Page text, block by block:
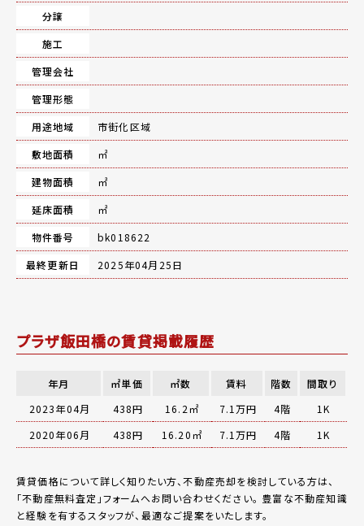
分譲
施工
管理会社
管理形態
用途地域
市街化区域
敷地面積
㎡
建物面積
㎡
延床面積
㎡
物件番号
bk018622
最終更新日
2025年04月25日
プラザ飯田橋の賃貸掲載履歴
年月 ㎡単価 ㎡数 賃料 階数
間取り
2023年04月
438円 16.2㎡ 7.1万円 4階
1K
2020年06月
438円 16.20㎡ 7.1万円 4階 1K
賃貸価格について詳しく知りたい方、不動産売却を検討している方は、
「不動産無料査定 」フォームへお問い合わせください。 豊富な不動産知識
と経験を有するスタッフが、最適なご提案をいたします。